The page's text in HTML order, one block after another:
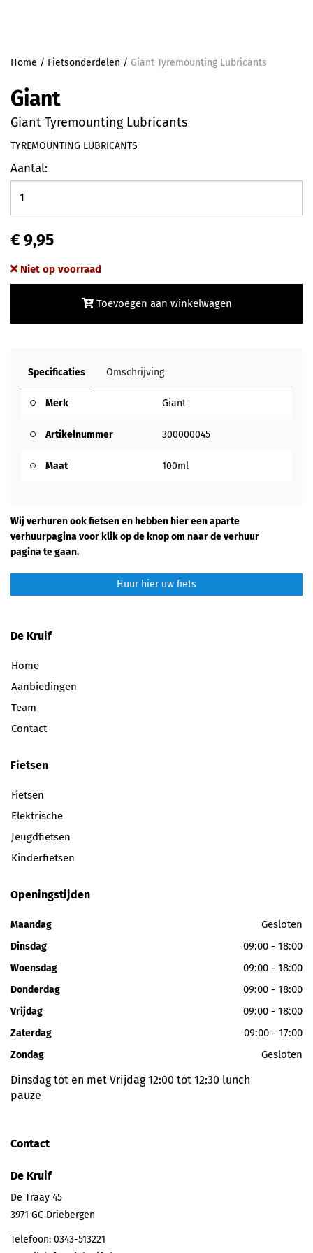
Home / Fietsonderdelen / Giant Tyremounting Lubricants
Giant
Giant Tyremounting Lubricants
TYREMOUNTING LUBRICANTS
Aantal:
€ 9,95
Niet op voorraad
Toevoegen aan winkelwagen
Specificaties Omschrijving
Merk Giant
Artikelnummer 300000045
Maat 100ml
Wij verhuren ook fietsen en hebben hier een aparte
verhuurpagina voor klik op de knop om naar de verhuur
pagina te gaan.
Huur hier uw fiets
De Kruif
Home
Aanbiedingen
Team
Contact
Fietsen
Fietsen
Elektrische
Jeugdfietsen
Kinderfietsen
Openingstijden
Maandag Gesloten
Dinsdag 09:00 - 18:00
Woensdag 09:00 - 18:00
Donderdag 09:00 - 18:00
Vrijdag 09:00 - 18:00
Zaterdag 09:00 - 17:00
Zondag Gesloten
Dinsdag tot en met Vrijdag 12:00 tot 12:30 lunch
pauze
Contact
De Kruif
De Traay 45
3971 GC Driebergen
Telefoon: 0343-513221